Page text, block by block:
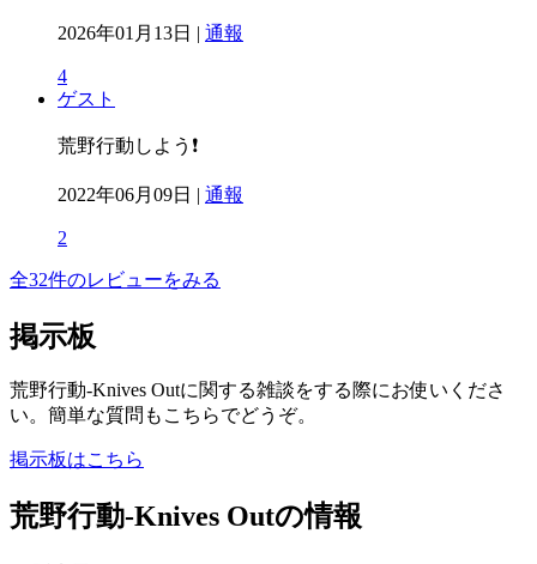
2026年01月13日 | 通報
4
ゲスト
荒野行動しよう❗
2022年06月09日 | 通報
2
全32件のレビューをみる
掲示板
荒野行動-Knives Outに関する雑談をする際にお使いくださ
い。簡単な質問もこちらでどうぞ。
掲示板はこちら
荒野行動-Knives Outの情報